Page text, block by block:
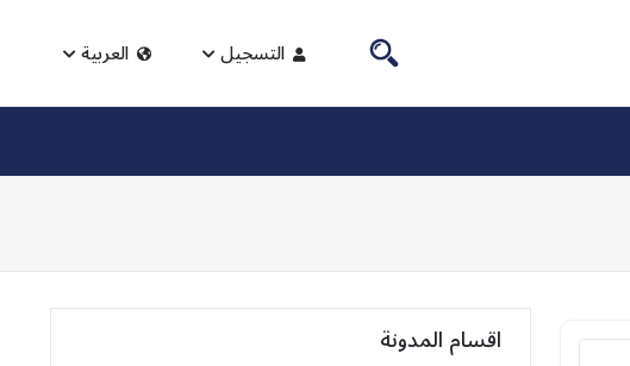
التسجيل العربية
اقسام المدونة